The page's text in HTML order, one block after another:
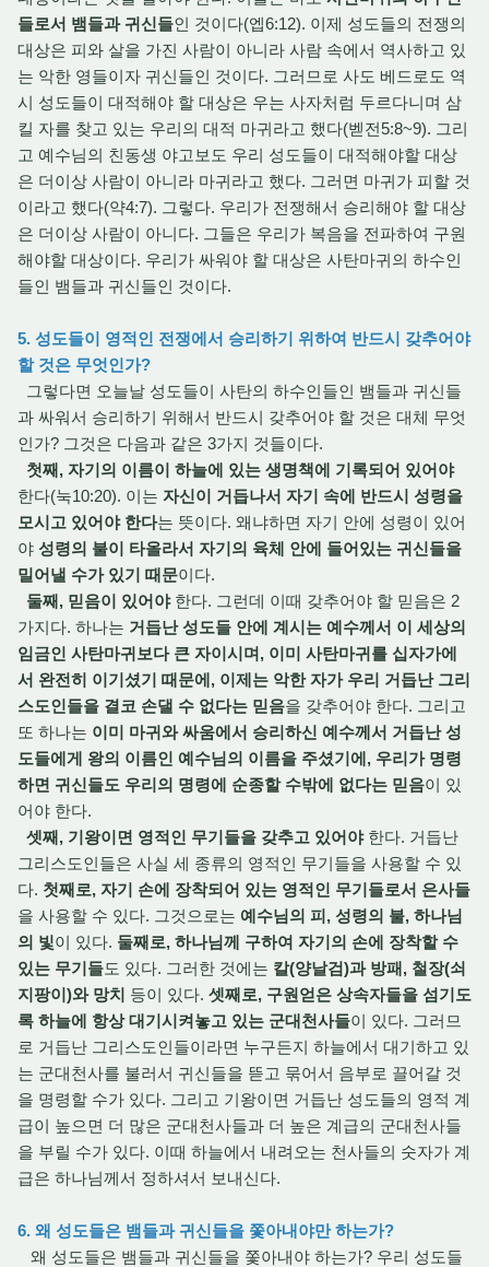
들로서 뱀들과 귀신들인 것이다(엡6:12). 이제 성도들의 전쟁의
대상은 피와 살을 가진 사람이 아니라 사람 속에서 역사하고 있
는 악한 영들이자 귀신들인 것이다. 그러므로 사도 베드로도 역
시 성도들이 대적해야 할 대상은 우는 사자처럼 두르다니며 삼
킬 자를 찾고 있는 우리의 대적 마귀라고 했다(벧전5:8~9). 그리
고 예수님의 친동생 야고보도 우리 성도들이 대적해야할 대상
은 더이상 사람이 아니라 마귀라고 했다. 그러면 마귀가 피할 것
이라고 했다(약4:7). 그렇다. 우리가 전쟁해서 승리해야 할 대상
은 더이상 사람이 아니다. 그들은 우리가 복음을 전파하여 구원
해야할 대상이다. 우리가 싸워야 할 대상은 사탄마귀의 하수인
들인 뱀들과 귀신들인 것이다.
5. 성도들이 영적인 전쟁에서 승리하기 위하여 반드시 갖추어야
할 것은 무엇인가?
그렇다면 오늘날 성도들이 사탄의 하수인들인 뱀들과 귀신들
과 싸워서 승리하기 위해서 반드시 갖추어야 할 것은 대체 무엇
인가? 그것은 다음과 같은 3가지 것들이다.
첫째, 자기의 이름이 하늘에 있는 생명책에 기록되어 있어야
한다(눅10:20). 이는 자신이 거듭나서 자기 속에 반드시 성령을
모시고 있어야 한다는 뜻이다. 왜냐하면 자기 안에 성령이 있어
야 성령의 불이 타올라서 자기의 육체 안에 들어있는 귀신들을
밀어낼 수가 있기 때문이다.
둘째, 믿음이 있어야한다. 그런데 이때 갖추어야 할 믿음은 2
가지다. 하나는 거듭난 성도들 안에 계시는 예수께서 이 세상의
임금인 사탄마귀보다 큰 자이시며, 이미 사탄마귀를 십자가에
서 완전히 이기셨기 때문에, 이제는 악한 자가 우리 거듭난 그리
스도인들을 결코 손댈 수 없다는 믿음을 갖추어야 한다. 그리고
또 하나는 이미 마귀와 싸움에서 승리하신 예수께서 거듭난 성
도들에게 왕의 이름인 예수님의 이름을 주셨기에, 우리가 명령
하면 귀신들도 우리의 명령에 순종할 수밖에 없다는 믿음이 있
어야 한다.
셋째, 기왕이면 영적인 무기들을 갖추고 있어야한다. 거듭난
그리스도인들은 사실 세 종류의 영적인 무기들을 사용할 수 있
다. 첫째로, 자기 손에 장착되어 있는 영적인 무기들로서 은사들
을 사용할 수 있다. 그것으로는 예수님의 피, 성령의 불, 하나님
의 빛이 있다. 둘째로, 하나님께 구하여 자기의 손에 장착할 수
있는 무기들도 있다. 그러한 것에는 칼(양날검)과 방패, 철장(쇠
지팡이)와 망치 등이 있다. 셋째로, 구원얻은 상속자들을 섬기도
록 하늘에 항상 대기시켜놓고 있는 군대천사들이 있다. 그러므
로 거듭난 그리스도인들이라면 누구든지 하늘에서 대기하고 있
는 군대천사를 불러서 귀신들을 뜯고 묶어서 음부로 끌어갈 것
을 명령할 수가 있다. 그리고 기왕이면 거듭난 성도들의 영적 계
급이 높으면 더 많은 군대천사들과 더 높은 계급의 군대천사들
을 부릴 수가 있다. 이때 하늘에서 내려오는 천사들의 숫자가 계
급은 하나님께서 정하셔서 보내신다.
6. 왜 성도들은 뱀들과 귀신들을 쫓아내야만 하는가?
왜 성도들은 뱀들과 귀신들을 쫓아내야 하는가? 우리 성도들